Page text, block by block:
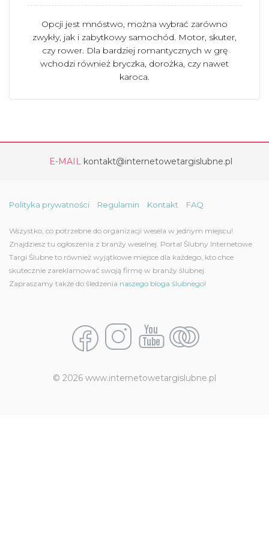
Opcji jest mnóstwo, można wybrać zarówno
zwykły, jak i zabytkowy samochód. Motor, skuter,
czy rower. Dla bardziej romantycznych w grę
wchodzi również bryczka, dorożka, czy nawet
karoca.
E-MAIL kontakt@internetowetargislubne.pl
Polityka prywatności Regulamin Kontakt FAQ
Wszystko, co potrzebne do organizacji wesela w jednym miejscu!
Znajdziesz tu ogłoszenia z branży weselnej. Portal Ślubny Internetowe
Targi Ślubne to również wyjątkowe miejsce dla każdego, kto chce
skutecznie zareklamować swoją firmę w branży ślubnej.
Zapraszamy także do śledzenia naszego bloga ślubnego!
© 2026 www.internetowetargislubne.pl